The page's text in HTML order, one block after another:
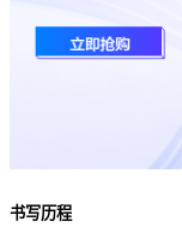
书写历程